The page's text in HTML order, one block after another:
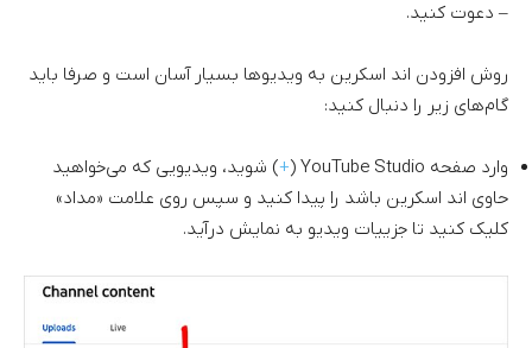
– دعوت کنید.
روش افزودن اند اسکرین به ویدیوها بسیار آسان است و صرفا باید
گام‌های زیر را دنبال کنید:
وارد صفحه YouTube Studio ( +) شوید، ویدیویی که می‌خواهید
حاوی اند اسکرین باشد را پیدا کنید و سپس روی علامت «مداد»
کلیک کنید تا جزییات ویدیو به نمایش درآید.